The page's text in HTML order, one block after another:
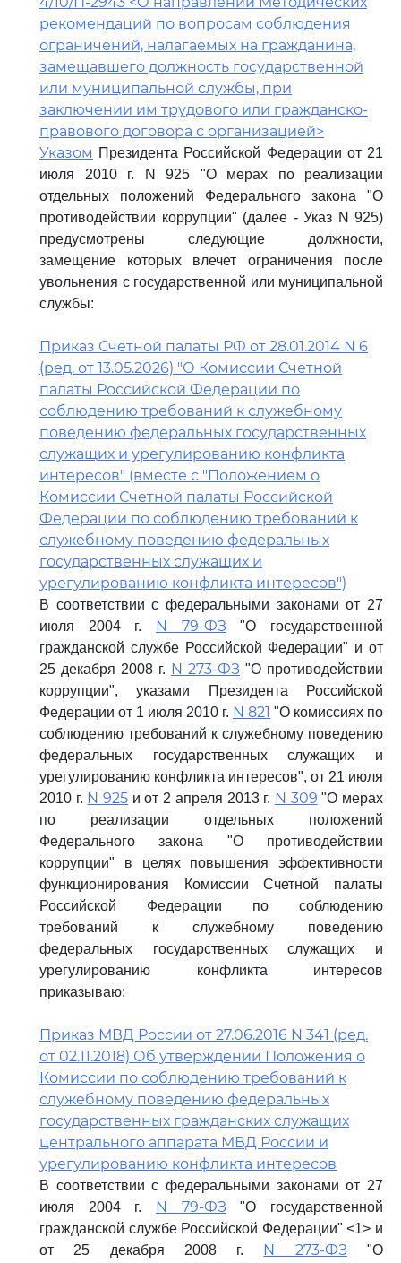
рекомендаций по вопросам соблюдения
ограничений, налагаемых на гражданина,
замещавшего должность государственной
или муниципальной службы, при
заключении им трудового или гражданско-
правового договора с организацией>
Указом Президента Российской Федерации от 21
июля 2010 г. N 925 "О мерах по реализации
отдельных положений Федерального закона "О
противодействии коррупции" (далее - Указ N 925)
предусмотрены следующие должности,
замещение которых влечет ограничения после
увольнения с государственной или муниципальной
службы:
Приказ Счетной палаты РФ от 28.01.2014 N 6
(ред. от 13.05.2026) "О Комиссии Счетной
палаты Российской Федерации по
соблюдению требований к служебному
поведению федеральных государственных
служащих и урегулированию конфликта
интересов" (вместе с "Положением о
Комиссии Счетной палаты Российской
Федерации по соблюдению требований к
служебному поведению федеральных
государственных служащих и
урегулированию конфликта интересов")
В соответствии с федеральными законами от 27
июля 2004 г. N 79-ФЗ "О государственной
гражданской службе Российской Федерации" и от
25 декабря 2008 г. N 273-ФЗ "О противодействии
коррупции", указами Президента Российской
Федерации от 1 июля 2010 г. N 821 "О комиссиях по
соблюдению требований к служебному поведению
федеральных государственных служащих и
урегулированию конфликта интересов", от 21 июля
2010 г. N 925 и от 2 апреля 2013 г. N 309 "О мерах
по реализации отдельных положений
Федерального закона "О противодействии
коррупции" в целях повышения эффективности
функционирования Комиссии Счетной палаты
Российской Федерации по соблюдению
требований к служебному поведению
федеральных государственных служащих и
урегулированию конфликта интересов
приказываю:
Приказ МВД России от 27.06.2016 N 341 (ред.
от 02.11.2018) Об утверждении Положения о
Комиссии по соблюдению требований к
служебному поведению федеральных
государственных гражданских служащих
центрального аппарата МВД России и
урегулированию конфликта интересов
В соответствии с федеральными законами от 27
июля 2004 г. N 79-ФЗ "О государственной
гражданской службе Российской Федерации" <1> и
от 25 декабря 2008 г. N 273-ФЗ "О